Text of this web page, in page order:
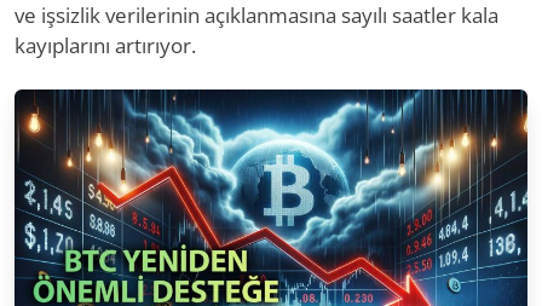
ve işsizlik verilerinin açıklanmasına sayılı saatler kala
kayıplarını artırıyor.